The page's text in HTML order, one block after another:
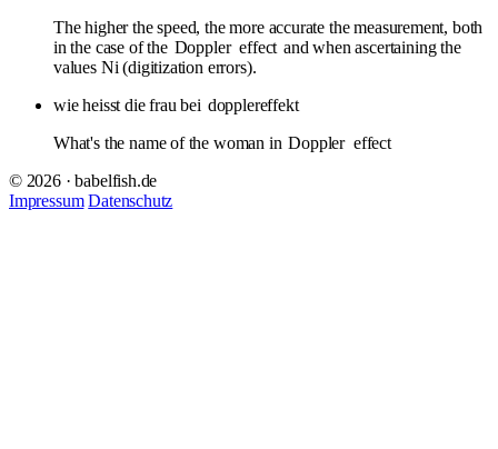
The higher the speed, the more accurate the measurement, both
in the case of the Doppler effect and when ascertaining the
values Ni (digitization errors).
wie heisst die frau bei dopplereffekt
What's the name of the woman in Doppler effect
© 2026 · babelfish.de
Impressum Datenschutz